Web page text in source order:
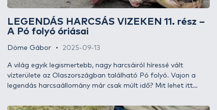
LEGENDÁS HARCSÁS VIZEKEN 11. rész –
A Pó folyó óriásai
Döme Gábor 2025-09-13
A világ egyik legismertebb, nagy harcsáiról híressé vált
vízterülete az Olaszországban található Pó folyó. Vajon a
legendás harcsaállomány már csak múlt idő? Mit lehet itt
utána a nyáron!